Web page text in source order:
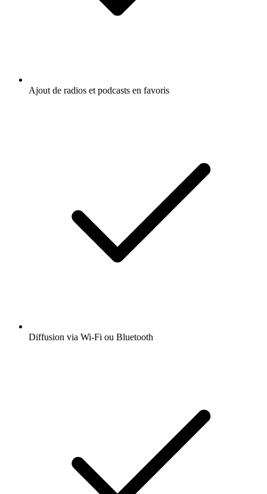
Ajout de radios et podcasts en favoris
Diffusion via Wi-Fi ou Bluetooth